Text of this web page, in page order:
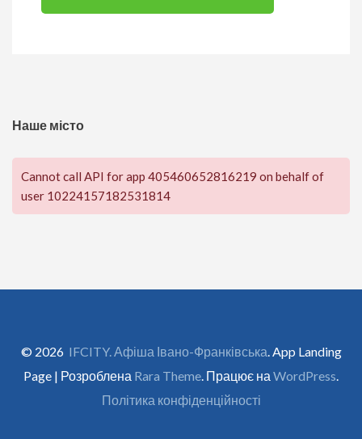
Наше місто
Cannot call API for app 405460652816219 on behalf of
user 10224157182531814
© 2026 IFCITY. Афіша Івано-Франківська . App Landing
Page | Розроблена Rara Theme . Працює на WordPress
Політика конфіденційності